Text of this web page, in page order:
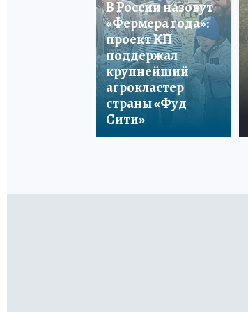
В России назовут
«Фермера года»:
проект КП
поддержал
крупнейший
агрокластер
страны «Фуд
Сити»